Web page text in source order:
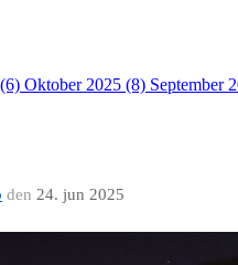
Oktober 2025 (8) September
den 24. jun 2025